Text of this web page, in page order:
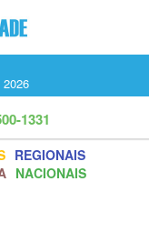
1331
REGIONAIS
NACIONAIS